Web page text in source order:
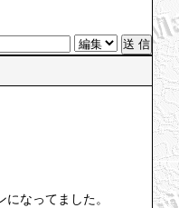
なってました。